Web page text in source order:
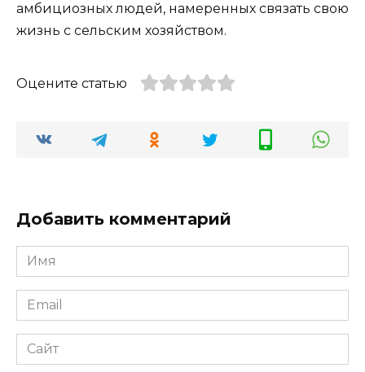
амбициозных людей, намеренных связать свою
жизнь с сельским хозяйством.
Оцените статью
Добавить комментарий
Имя
*
Email
*
Сайт